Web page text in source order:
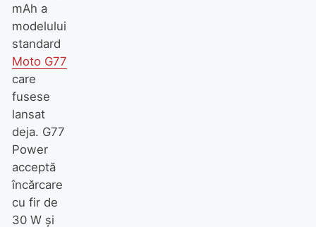
mAh a
modelului
standard
Moto G77
care
fusese
lansat
deja. G77
Power
acceptă
încărcare
cu fir de
30 W și